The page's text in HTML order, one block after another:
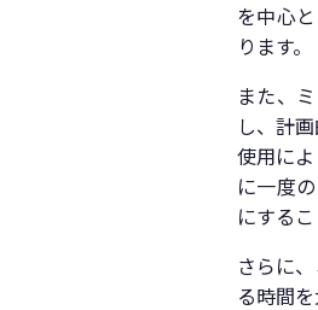
を中心
ります。
また、
し、計
使用に
に一度
にする
さらに
る時間